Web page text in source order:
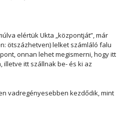
elértük Ukta „központját”, már
ötszázhetven) lelket számláló falu
onnan lehet megismerni, hogy itt
illetve itt szállnak be- és ki az
vadregényesebben kezdődik, mint